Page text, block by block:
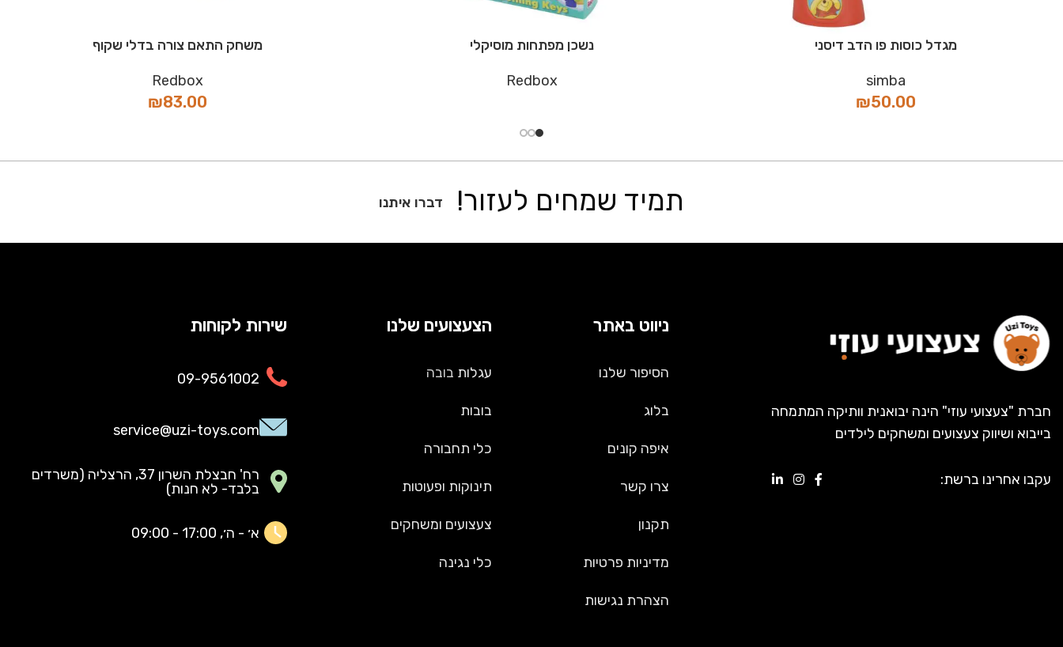
מגדל כוסות פו הדב דיסני
simba
₪50.00
נשכן מפתחות מוסיקלי
Redbox
משחק התאם צורה בדלי שקוף
Redbox
₪83.00
תמיד שמחים לעזור! דברו איתנו
חברת "צעצועי עוזי" הינה יבואנית וותיקה המתמחה
בייבוא ושיווק צעצועים ומשחקים לילדים
עקבו אחרינו ברשת:
ניווט באתר
הסיפור שלנו
בלוג
איפה קונים
צרו קשר
תקנון
מדיניות פרטיות
הצהרת נגישות
הצעצועים שלנו
עגלות בובה
בובות
כלי תחבורה
תינוקות ופעוטות
צעצועים ומשחקים
כלי נגינה
שירות לקוחות
09-9561002
service@uzi-toys.com
רח' חבצלת השרון 37, הרצליה (משרדים
בלבד- לא חנות)
א׳ - ה׳, 17:00 - 09:00